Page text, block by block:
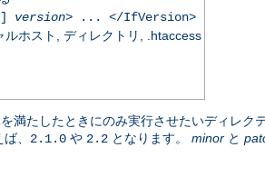
] version> ... </IfVersion>
ホスト, ディレクトリ, .htaccess
満たしたときにのみ実行させたいディレク
、 2.1.0 や 2.2 となります。 minor と